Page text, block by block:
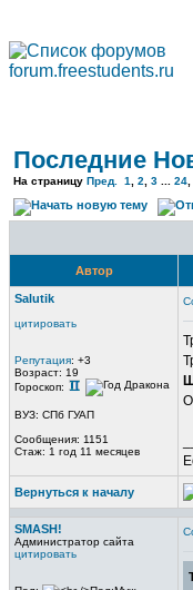
Последние
На страницу Пред. 1 2 3 24
Автор
Salutik
цитировать
Репутация: +3
Возраст: 19
Гороскоп:
ВУЗ: СПб ГУАП
Сообщения: 1151
Стаж: 1 год 11 месяцев
Вернуться к началу
SMASH!
Администратор сайта
цитировать